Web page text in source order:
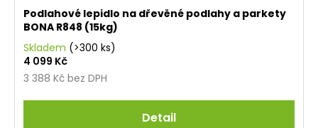
Podlahové lepidlo na dřevěné podlahy a parkety
BONA R848 (15kg)
Skladem (>300 ks)
3 388 Kč bez DPH
4 099 Kč
Detail